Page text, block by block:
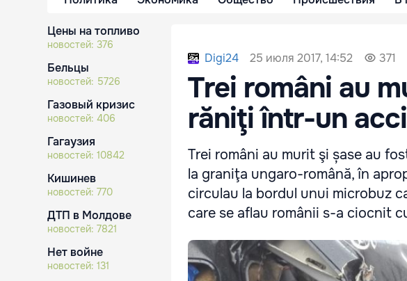
Цены на топливо
новостей: 376
Бельцы
новостей: 5726
Газовый кризис
новостей: 406
Гагаузия
новостей: 10842
Кишинев
новостей: 770
ДТП в Молдове
новостей: 7821
Нет войне
новостей: 131
Digi24 25 июля 2017, 14:52 371
Trei români au
răniţi într-un
Trei români au murit şi șase au
la graniţa ungaro-română, în
circulau la bordul unui microbuz
care se aflau românii s-a ciocnit